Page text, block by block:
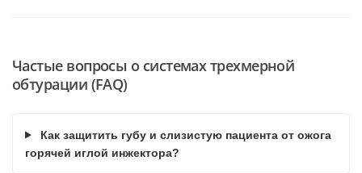
Частые вопросы о системах трехмерной
обтурации (FAQ)
Как защитить губу и слизистую пациента от ожога
горячей иглой инжектора?